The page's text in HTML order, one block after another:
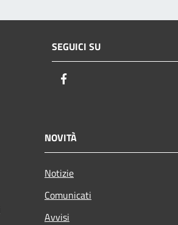
SEGUICI SU
NOVITÀ
Notizie
Comunicati
Avvisi